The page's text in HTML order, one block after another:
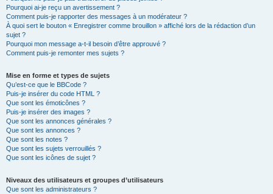
Pourquoi ai-je reçu un avertissement ?
Comment puis-je rapporter des messages à un modérateur ?
À quoi sert le bouton « Enregistrer comme brouillon » affiché lors de la rédaction d’un
sujet ?
Pourquoi mon message a-t-il besoin d’être approuvé ?
Comment puis-je remonter mes sujets ?
Mise en forme et types de sujets
Qu’est-ce que le BBCode ?
Puis-je insérer du code HTML ?
Que sont les émoticônes ?
Puis-je insérer des images ?
Que sont les annonces générales ?
Que sont les annonces ?
Que sont les notes ?
Que sont les sujets verrouillés ?
Que sont les icônes de sujet ?
Niveaux des utilisateurs et groupes d’utilisateurs
Que sont les administrateurs ?